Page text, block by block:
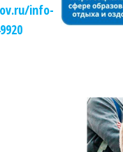
info-